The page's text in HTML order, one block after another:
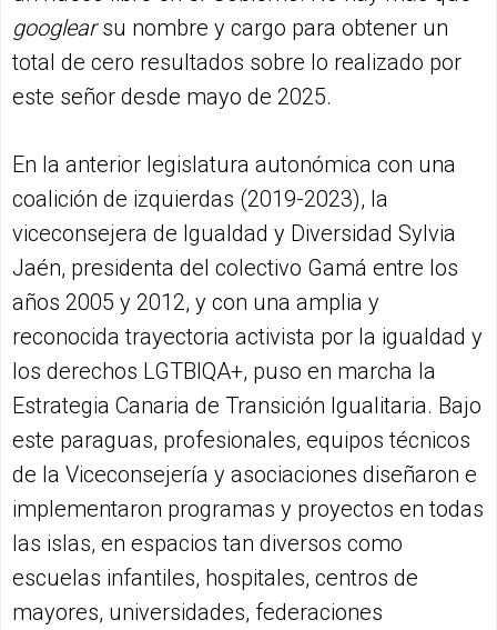
googlearsu nombre y cargo para obtener un
total de cero resultados sobre lo realizado por
este señor desde mayo de 2025.
En la anterior legislatura autonómica con una
coalición de izquierdas (2019-2023), la
viceconsejera de Igualdad y Diversidad Sylvia
Jaén, presidenta del colectivo Gamá entre los
años 2005 y 2012, y con una amplia y
reconocida trayectoria activista por la igualdad y
los derechos LGTBIQA+, puso en marcha la
Estrategia Canaria de Transición Igualitaria. Bajo
este paraguas, profesionales, equipos técnicos
de la Viceconsejería y asociaciones diseñaron e
implementaron programas y proyectos en todas
las islas, en espacios tan diversos como
escuelas infantiles, hospitales, centros de
mayores, universidades, federaciones